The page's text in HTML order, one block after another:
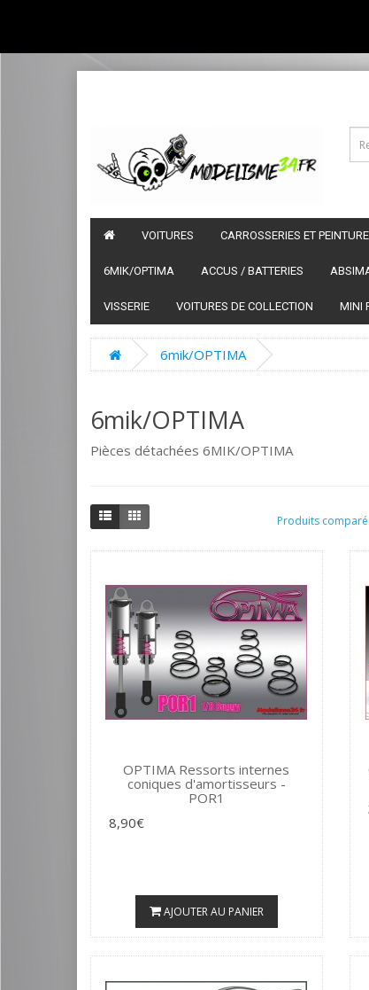
VOITURES CARROSSERIES ET
6MIK/OPTIMA ACCUS / BATTERIES
VISSERIE VOITURES DE COLLECTION MINI
6mik/OPTIMA
6mik/OPTIMA
Pièces détachées 6MIK/OPTIMA
Produits
OPTIMA Ressorts internes
coniques d'amortisseurs -
POR1
8,90€
AJOUTER AU PANIER